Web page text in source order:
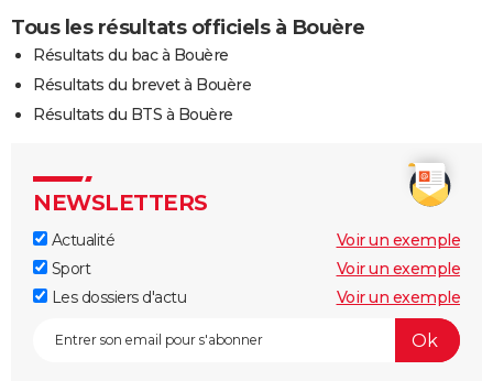
Tous les résultats officiels à Bouère
Résultats du bac à Bouère
Résultats du brevet à Bouère
Résultats du BTS à Bouère
NEWSLETTERS
Actualité
Voir un exemple
Sport
Voir un exemple
Les dossiers d'actu
Voir un exemple